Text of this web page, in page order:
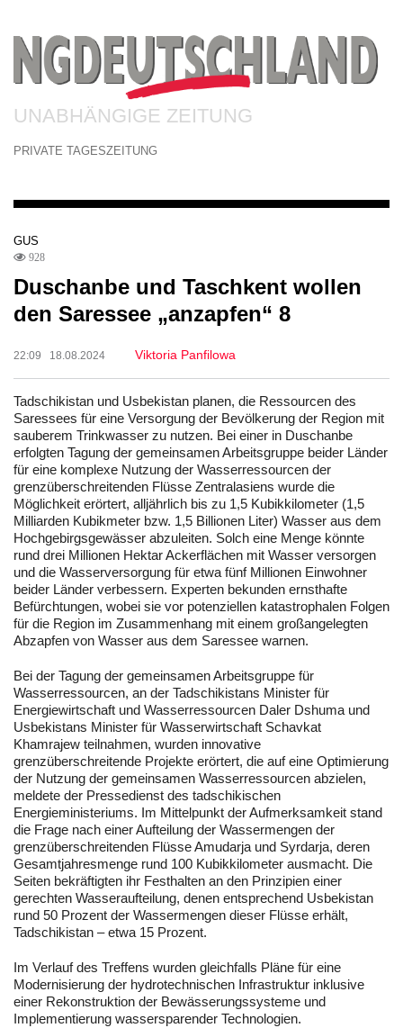
UNABHÄNGIGE ZEITUNG
PRIVATE TAGESZEITUNG
GUS
928
Duschanbe und Taschkent wollen
den Saressee „anzapfen“ 8
22:09 18.08.2024 Viktoria Panfilowa
Tadschikistan und Usbekistan planen, die Ressourcen des
Saressees für eine Versorgung der Bevölkerung der Region mit
sauberem Trinkwasser zu nutzen. Bei einer in Duschanbe
erfolgten Tagung der gemeinsamen Arbeitsgruppe beider Länder
für eine komplexe Nutzung der Wasserressourcen der
grenzüberschreitenden Flüsse Zentralasiens wurde die
Möglichkeit erörtert, alljährlich bis zu 1,5 Kubikkilometer (1,5
Milliarden Kubikmeter bzw. 1,5 Billionen Liter) Wasser aus dem
Hochgebirgsgewässer abzuleiten. Solch eine Menge könnte
rund drei Millionen Hektar Ackerflächen mit Wasser versorgen
und die Wasserversorgung für etwa fünf Millionen Einwohner
beider Länder verbessern. Experten bekunden ernsthafte
Befürchtungen, wobei sie vor potenziellen katastrophalen Folgen
für die Region im Zusammenhang mit einem großangelegten
Abzapfen von Wasser aus dem Saressee warnen.
Bei der Tagung der gemeinsamen Arbeitsgruppe für
Wasserressourcen, an der Tadschikistans Minister für
Energiewirtschaft und Wasserressourcen Daler Dshuma und
Usbekistans Minister für Wasserwirtschaft Schavkat
Khamrajew teilnahmen, wurden innovative
grenzüberschreitende Projekte erörtert, die auf eine Optimierung
der Nutzung der gemeinsamen Wasserressourcen abzielen,
meldete der Pressedienst des tadschikischen
Energieministeriums. Im Mittelpunkt der Aufmerksamkeit stand
die Frage nach einer Aufteilung der Wassermengen der
grenzüberschreitenden Flüsse Amudarja und Syrdarja, deren
Gesamtjahresmenge rund 100 Kubikkilometer ausmacht. Die
Seiten bekräftigten ihr Festhalten an den Prinzipien einer
gerechten Wasseraufteilung, denen entsprechend Usbekistan
rund 50 Prozent der Wassermengen dieser Flüsse erhält,
Tadschikistan – etwa 15 Prozent.
Im Verlauf des Treffens wurden gleichfalls Pläne für eine
Modernisierung der hydrotechnischen Infrastruktur inklusive
einer Rekonstruktion der Bewässerungssysteme und
Implementierung wassersparender Technologien.